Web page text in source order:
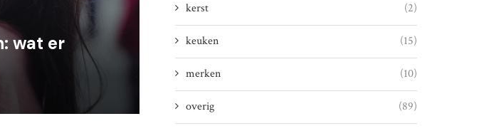
wat er
kerst (2)
keuken (15)
merken (10)
overig (89)